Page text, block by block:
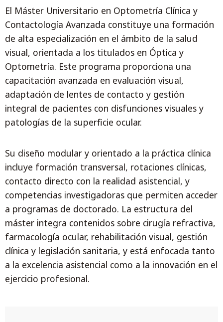
El Máster Universitario en Optometría Clínica y
Contactología Avanzada constituye una formación
de alta especialización en el ámbito de la salud
visual, orientada a los titulados en Óptica y
Optometría. Este programa proporciona una
capacitación avanzada en evaluación visual,
adaptación de lentes de contacto y gestión
integral de pacientes con disfunciones visuales y
patologías de la superficie ocular.
Su diseño modular y orientado a la práctica clínica
incluye formación transversal, rotaciones clínicas,
contacto directo con la realidad asistencial, y
competencias investigadoras que permiten acceder
a programas de doctorado. La estructura del
máster integra contenidos sobre cirugía refractiva,
farmacología ocular, rehabilitación visual, gestión
clínica y legislación sanitaria, y está enfocada tanto
a la excelencia asistencial como a la innovación en el
ejercicio profesional.